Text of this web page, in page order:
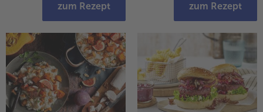
zum Rezept zum Rezept